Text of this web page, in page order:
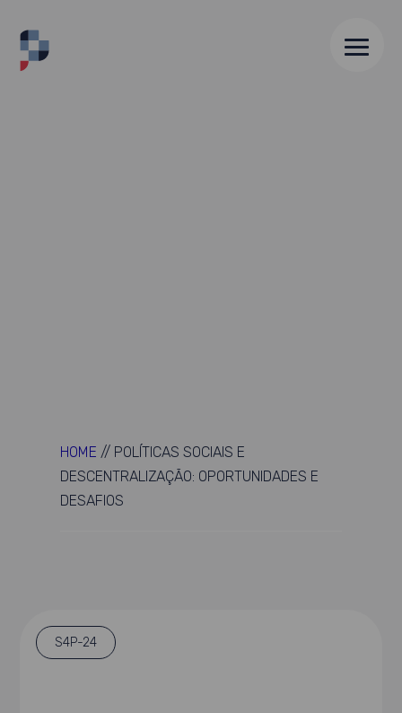
HOME // POLÍTICAS SOCIAIS E
DESCENTRALIZAÇÃO: OPORTUNIDADES E
DESAFIOS
S4P-24